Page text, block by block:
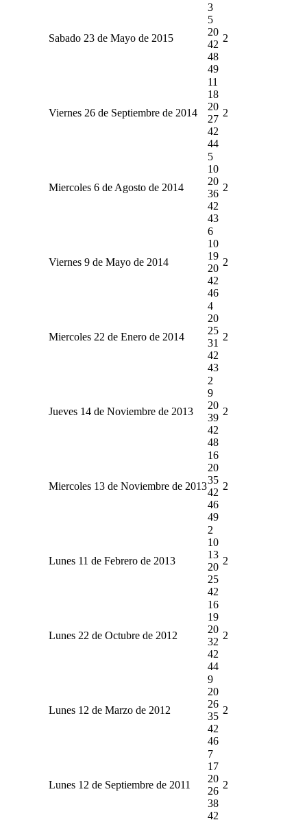
Sabado 23 de Mayo de 2015
3
5
20
42
48
49
2
Viernes 26 de Septiembre de 2014
11
18
20
27
42
44
2
Miercoles 6 de Agosto de 2014
5
10
20
36
42
43
2
Viernes 9 de Mayo de 2014
6
10
19
20
42
46
2
Miercoles 22 de Enero de 2014
4
20
25
31
42
43
2
Jueves 14 de Noviembre de 2013
2
9
20
39
42
48
2
Miercoles 13 de Noviembre de 2013
16
20
35
42
46
49
2
Lunes 11 de Febrero de 2013
2
10
13
20
25
42
2
Lunes 22 de Octubre de 2012
16
19
20
32
42
44
2
Lunes 12 de Marzo de 2012
9
20
26
35
42
46
2
Lunes 12 de Septiembre de 2011
7
17
20
26
38
42
2